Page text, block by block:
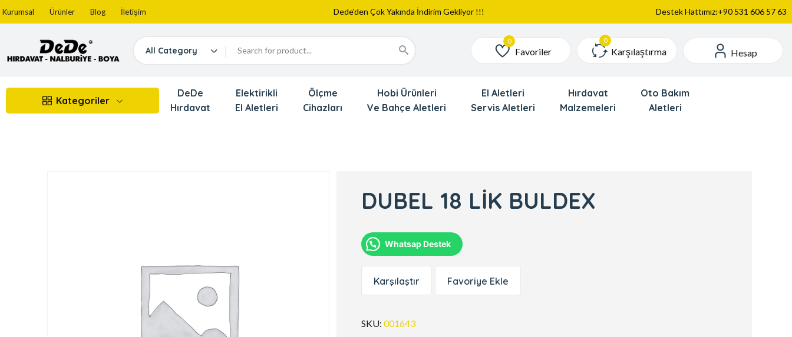
Kurumsal Ürünler Blog İletişim
Web Sitemiz Yayında
Yeni Eklenen Ürünlerimizi İnceledinizmi ?
Destek Hattımız:+90 531 606 57 63
All Category Favoriler
Favoriler Karşılaştırma Hesap
Kategoriler
DeDe
Hırdavat
Elektirikli
El Aletleri
Ölçme
Cihazları
Hobi Ürünleri
Ve Bahçe Aletleri
El Aletleri
Servis Aletleri
Hırdavat
Malzemeleri
Oto Bakım
Aletleri
DUBEL 18 LİK BULDEX
Whatsap Destek
Karşılaştır Favoriye Ekle
SKU:001643